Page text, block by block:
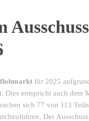
für 2025
Dies entspricht auch
sich 77 von 113
Der